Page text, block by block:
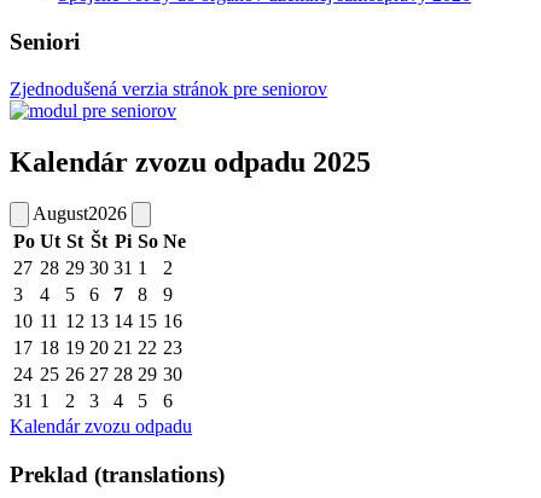
Seniori
Zjednodušená verzia stránok pre seniorov
Kalendár zvozu odpadu 2025
August2026
Po Ut St Št Pi So Ne
27 28 29 30 31 1
2
3
4 5 6 7 8
9
10 11 12 13 14 15 16
17 18 19 20 21 22 23
24 25 26 27 28 29 30
31 1 2 3 4 5
6
Kalendár zvozu odpadu
Preklad (translations)